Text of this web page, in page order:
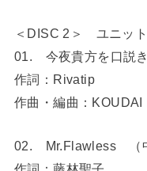
＜DISC 2＞ ユニッ
01. 今夜貴方を口説
作詞：Rivatip
作曲・編曲：
02. Mr.Flawless （中